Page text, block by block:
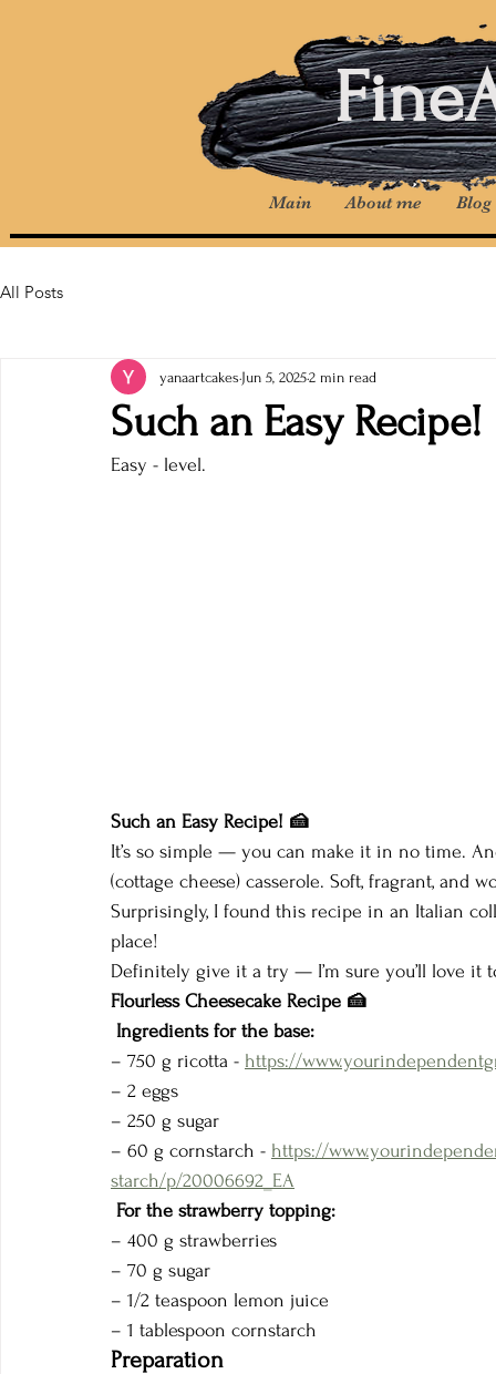
Main About me Blog
All Posts
Such an Easy Recipe!
yanaartcakes Jun 5, 20252 min read
Easy - level.
Such an Easy Recipe! 🍰
It’s so simple — you can make it in no time.
(cottage cheese) casserole. Soft, fragrant, and
Surprisingly, I found this recipe in an Italian
place!
Definitely give it a try — I’m sure you’ll love it
Flourless Cheesecake Recipe 🍰
Ingredients for the base:
– 750 g ricotta - https://
– 2 eggs
– 250 g sugar
– 60 g cornstarch - https://
starch/p/20006692_EA
For the strawberry topping:
– 400 g strawberries
– 70 g sugar
– 1/2 teaspoon lemon juice
– 1 tablespoon cornstarch
Preparation